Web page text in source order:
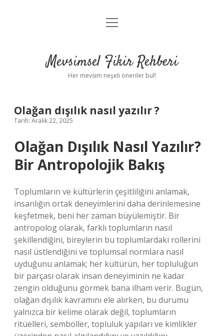
Anasayfa
Yasal Uyarı
menüyü
Mevsimsel Fikir Rehberi
Her mevsim neşeli öneriler bul!
Olağan dışılık nasıl yazılır ?
Tarih: Aralık 22, 2025
Olağan Dışılık Nasıl Yazılır?
Bir Antropolojik Bakış
Toplumların ve kültürlerin çeşitliliğini anlamak,
insanlığın ortak deneyimlerini daha derinlemesine
keşfetmek, beni her zaman büyülemiştir. Bir
antropolog olarak, farklı toplumların nasıl
şekillendiğini, bireylerin bu toplumlardaki rollerini
nasıl üstlendiğini ve toplumsal normlara nasıl
uyduğunu anlamak; her kültürün, her topluluğun
bir parçası olarak insan deneyiminin ne kadar
zengin olduğunu görmek bana ilham verir. Bugün,
olağan dışılık kavramını ele alırken, bu durumu
yalnızca bir kelime olarak değil, toplumların
ritüelleri, semboller, topluluk yapıları ve kimlikler